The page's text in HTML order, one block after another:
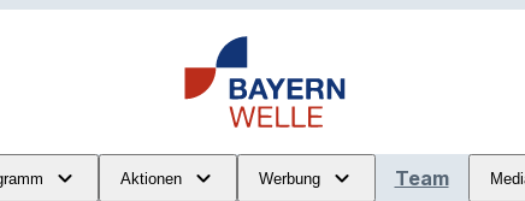
Aktionen Werbung Team